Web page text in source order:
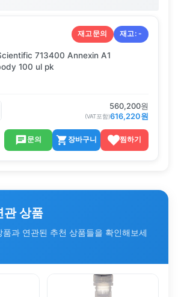
재고문의 재고:-
713400 Annexin A1
100 ul pk
560,200원
(VAT포함)616,220원
문의 장바구니 찜하기
관 상품
품과 연관된 추천 상품들을 확인해보세